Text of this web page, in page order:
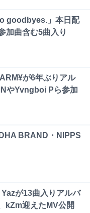
goodbyes.」本日配
加曲含む5曲入り
が6年ぶりアル
やYvngboi Pら参加
BRAND・NIPPS
が13曲入りアルバ
kZm迎えたMV公開